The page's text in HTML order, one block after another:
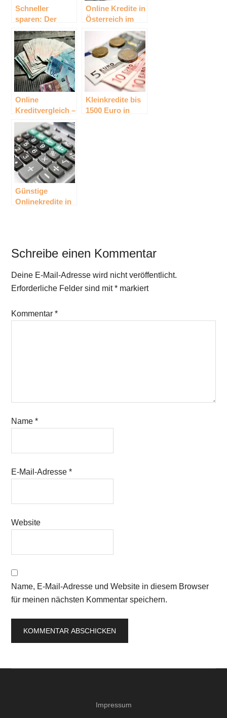
Schneller
sparen: Der
Online-Kredit
Online Kredite in
Österreich im
Vergleich
Online
Kreditvergleich –
Günstige
Finanzierungen
in Österreich
Kleinkredite bis
1500 Euro in
Günstige
Onlinekredite in
Schreibe einen Kommentar
Deine E-Mail-Adresse wird nicht veröffentlicht.
Erforderliche Felder sind mit* markiert
Kommentar*
Name*
E-Mail-Adresse*
Website
Name, E-Mail-Adresse und Website in diesem Browser
für meinen nächsten Kommentar speichern.
Impressum